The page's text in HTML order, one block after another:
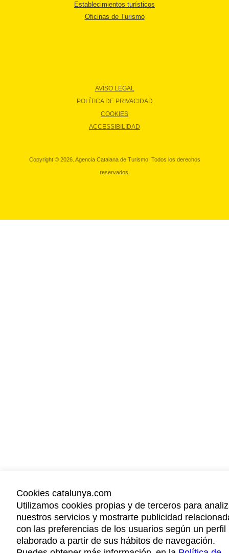
Establecimientos turísticos
Oficinas de Turismo
AVISO LEGAL
POLÍTICA DE PRIVACIDAD
COOKIES
ACCESSIBILIDAD
Copyright © 2026. Agencia Catalana de Turismo. Todos los derechos
reservados.
Cookies catalunya.com
Utilizamos cookies propias y de terceros para
nuestros servicios y mostrarte publicidad
con las preferencias de los usuarios según un perfil
elaborado a partir de sus hábitos de navegación.